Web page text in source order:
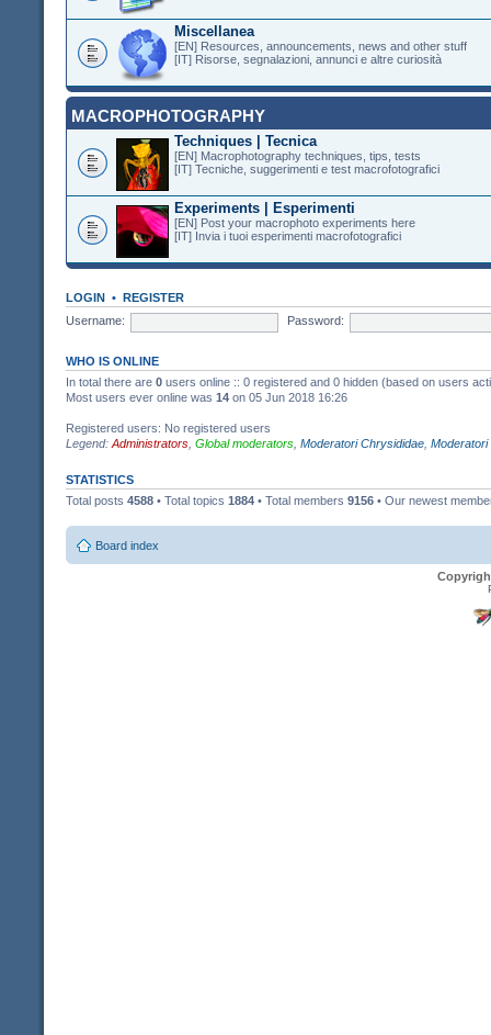
Miscellanea
[EN] Resources, announcements, news and other stuff
[IT] Risorse, segnalazioni, annunci e altre curiosità
MACROPHOTOGRAPHY
Techniques | Tecnica
[EN] Macrophotography techniques, tips, tests
[IT] Tecniche, suggerimenti e test macrofotografici
Experiments | Esperimenti
[EN] Post your macrophoto experiments here
[IT] Invia i tuoi esperimenti macrofotografici
LOGIN • REGISTER
Username:
Password:
WHO IS ONLINE
In total there are 0 users online :: 0 registered and 0 hidden (based on users
Most users ever online was 14 on 05 Jun 2018 16:26
Registered users: No registered users
Legend: Administrators Global moderators Moderatori Chrysididae
STATISTICS
Total posts 4588 • Total topics 1884 • Total members 9156 • Our newest
Board index